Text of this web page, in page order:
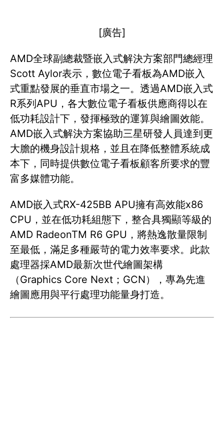
[廣告]
AMD全球副總裁暨嵌入式解決方案部門總經理
Scott Aylor表示，數位電子看板為AMD嵌入
式重點發展的垂直市場之一。透過AMD嵌入式
R系列APU，各大數位電子看板供應商得以在
低功耗設計下，發揮極致的運算與繪圖效能。
AMD嵌入式解決方案協助三星研發人員達到更
大膽的機身設計規格，並且在降低整體系統成
本下，同時提供數位電子看板顧客所要求的豐
富多媒體功能。
AMD嵌入式RX-425BB APU擁有高效能x86
CPU，並在低功耗組態下，整合具獨顯等級的
AMD RadeonTM R6 GPU，將熱逸散量限制
至最低，滿足多種嚴苛的電力效率要求。此款
處理器採AMD最新次世代繪圖架構
（Graphics Core Next；GCN），專為先進
繪圖應用與平行處理功能量身打造。